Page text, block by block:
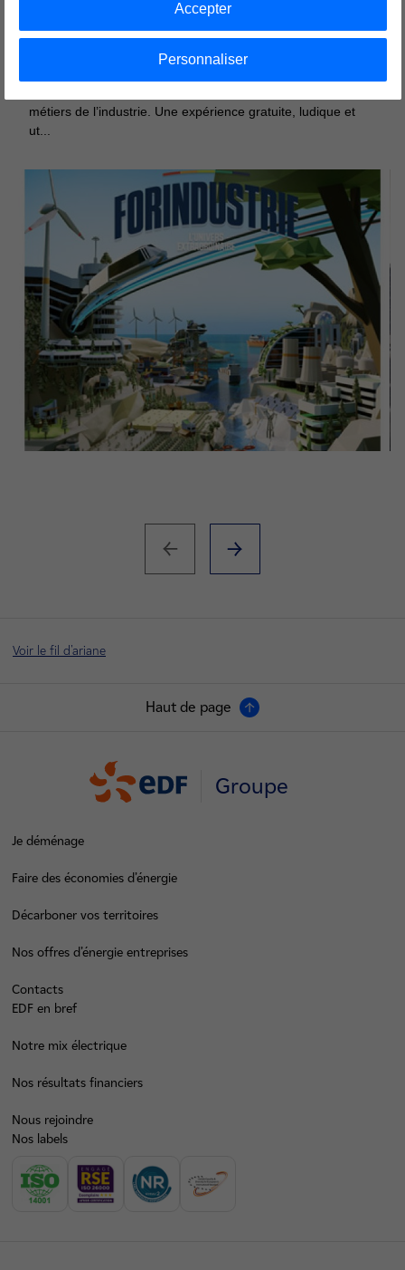
L'univers extraordinaire
métiers de l’industrie. Une expérience gratuite, ludique et
ut...
Voir le fil d'ariane
Haut de page
Groupe
Je déménage
Faire des économies d’énergie
Décarboner vos territoires
Nos offres d’énergie entreprises
Contacts
EDF en bref
Notre mix électrique
Nos résultats financiers
Nous rejoindre
Nos labels
Personnaliser
Accepter